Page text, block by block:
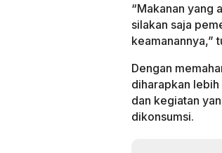
“Makanan yang
silakan saja
keamanannya,”
Dengan
diharapkan
dan kegiatan
dikonsumsi.